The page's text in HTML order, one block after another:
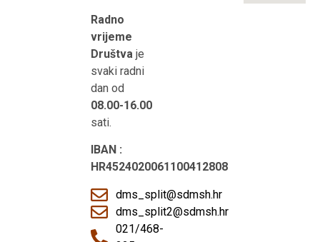
Radno
vrijeme
Društva je
svaki radni
dan od
08.00-16.00
sati.
IBAN :
HR4524020061100412808
dms_split@sdmsh.hr
dms_split2@sdmsh.hr
021/468-